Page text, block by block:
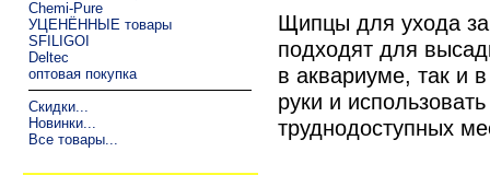
Chemi-Pure
УЦЕНЁННЫЕ товары
SFILIGOI
Deltec
оптовая покупка
Скидки...
Новинки...
Все товары...
Щипцы для ухода
подходят для
в аквариуме, так и
руки и
труднодоступных